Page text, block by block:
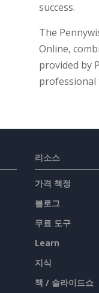
success.
The
Online,
provided by
professional
리소스
가격 책정
블로그
무료 도구
Learn
지식
책 / 슬라이드쇼